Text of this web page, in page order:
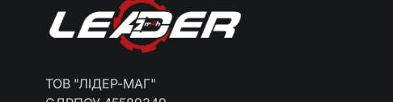
ТОВ "ЛІДЕР-МАГ"